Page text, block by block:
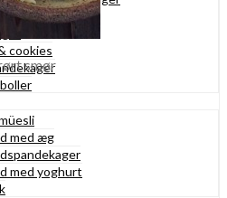
cookies
med æg
med yoghurt
smør